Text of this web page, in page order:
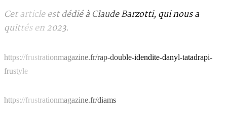
Cet article est dédié à Claude Barzotti, qui nous a
quittés en 2023.
https://frustrationmagazine.fr/rap-double-idendite-danyl-tatadrapi-
frustyle
https://frustrationmagazine.fr/diams